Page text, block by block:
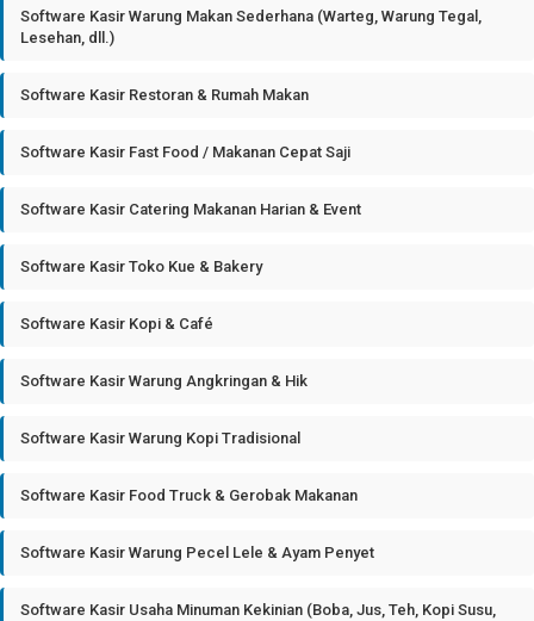
Software Kasir Warung Makan Sederhana (Warteg, Warung Tegal,
Lesehan, dll.)
Software Kasir Restoran & Rumah Makan
Software Kasir Fast Food / Makanan Cepat Saji
Software Kasir Catering Makanan Harian & Event
Software Kasir Toko Kue & Bakery
Software Kasir Kopi & Café
Software Kasir Warung Angkringan & Hik
Software Kasir Warung Kopi Tradisional
Software Kasir Food Truck & Gerobak Makanan
Software Kasir Warung Pecel Lele & Ayam Penyet
Software Kasir Usaha Minuman Kekinian (Boba, Jus, Teh, Kopi Susu,